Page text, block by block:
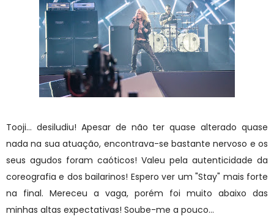
Tooji... desiludiu! Apesar de não ter quase alterado quase
nada na sua atuação, encontrava-se bastante nervoso e os
seus agudos foram caóticos! Valeu pela autenticidade da
coreografia e dos bailarinos! Espero ver um "Stay" mais forte
na final. Mereceu a vaga, porém foi muito abaixo das
minhas altas expectativas! Soube-me a pouco...